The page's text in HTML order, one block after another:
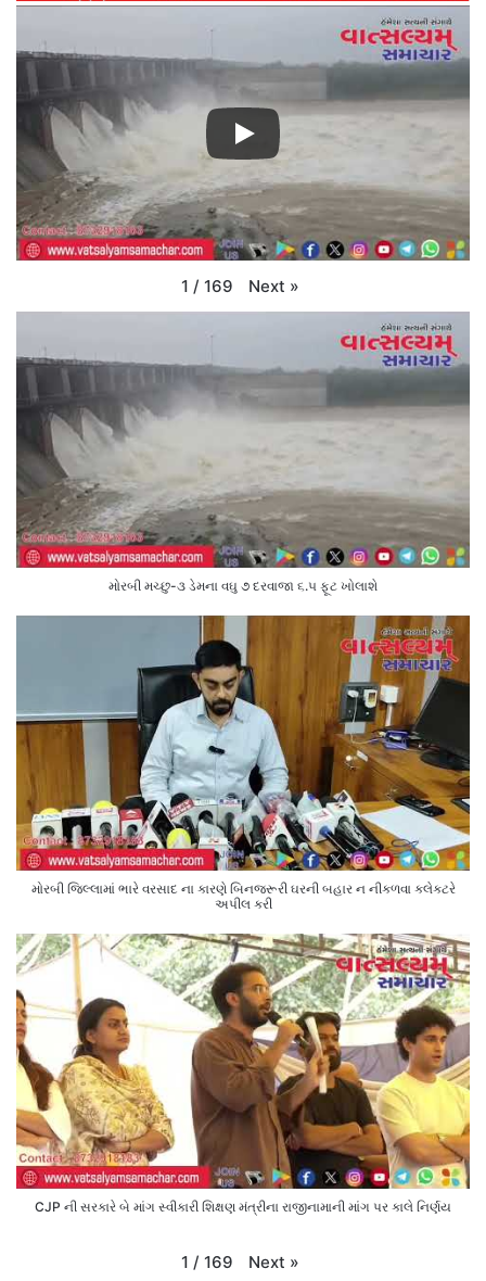
1 / 169 Next »
મોરબી મચ્છુ-૩ ડેમના વઘુ ૭ દરવાજા ૬.૫ ફૂટ ખોલાશે
મોરબી જિલ્લામાં ભારે વરસાદ ના કારણે બિનજરૂરી ઘરની બહાર ન નીકળવા કલેક્ટરે
અપીલ કરી
CJP ની સરકારે બે માંગ સ્વીકારી શિક્ષણ મંત્રીના રાજીનામાની માંગ પર કાલે નિર્ણય
1 / 169 Next »